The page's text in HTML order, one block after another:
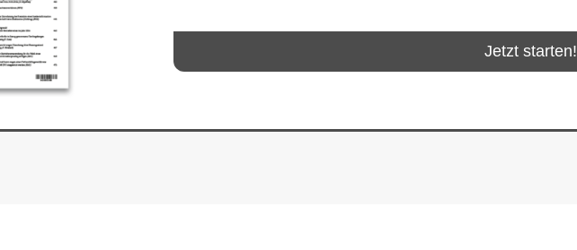
Jetzt starten!